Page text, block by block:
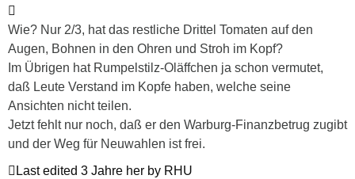
Wie? Nur 2/3, hat das restliche Drittel Tomaten auf den
Augen, Bohnen in den Ohren und Stroh im Kopf?
Im Übrigen hat Rumpelstilz-Oläffchen ja schon vermutet,
daß Leute Verstand im Kopfe haben, welche seine
Ansichten nicht teilen.
Jetzt fehlt nur noch, daß er den Warburg-Finanzbetrug zugibt
und der Weg für Neuwahlen ist frei.
Last edited 3 Jahre her by RHU